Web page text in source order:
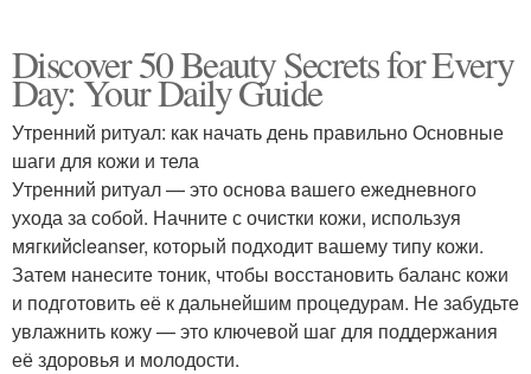
Discover 50 Beauty Secrets for Every
Day: Your Daily Guide
Утренний ритуал: как начать день правильно Основные
шаги для кожи и тела
Утренний ритуал — это основа вашего ежедневного
ухода за собой. Начните с очистки кожи, используя
мягкийcleanser, который подходит вашему типу кожи.
Затем нанесите тоник, чтобы восстановить баланс кожи
и подготовить её к дальнейшим процедурам. Не забудьте
увлажнить кожу — это ключевой шаг для поддержания
её здоровья и молодости.